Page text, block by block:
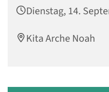
Dienstag, 14.
Kita Arche Noah